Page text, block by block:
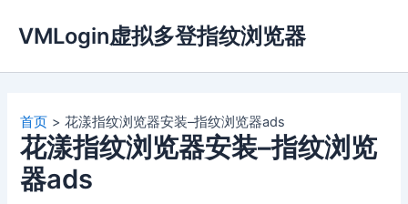
容
VMLogin虚拟多登指纹浏览器
首页 花漾指纹浏览器安装–指纹浏览器ads
花漾指纹浏览器安装–指纹浏览
器ads